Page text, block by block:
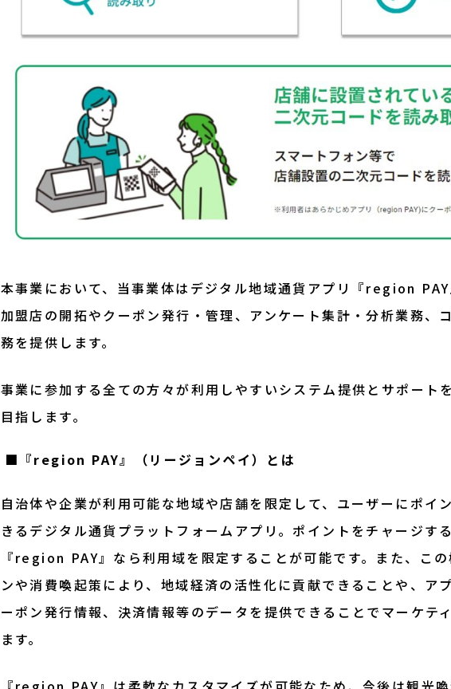
本事業において、当事業体はデジタル地域通貨アプリ『region PAY
加盟店の開拓やクーポン発行・管理、アンケート集計・分析業務、
務を提供します。
事業に参加する全ての方々が利用しやすいシステム提供とサポート
目指します。
■ 『region PAY』（リージョンペイ）とは
自治体や企業が利用可能な地域や店舗を限定して、ユーザーにポイ
きるデジタル通貨プラットフォームアプリ。ポイントをチャージす
『region PAY』なら利用域を限定することが可能です。また、こ
ンや消費喚起策により、地域経済の活性化に貢献できることや、ア
ーポン発行情報、決済情報等のデータを提供できることでマーケテ
ます。